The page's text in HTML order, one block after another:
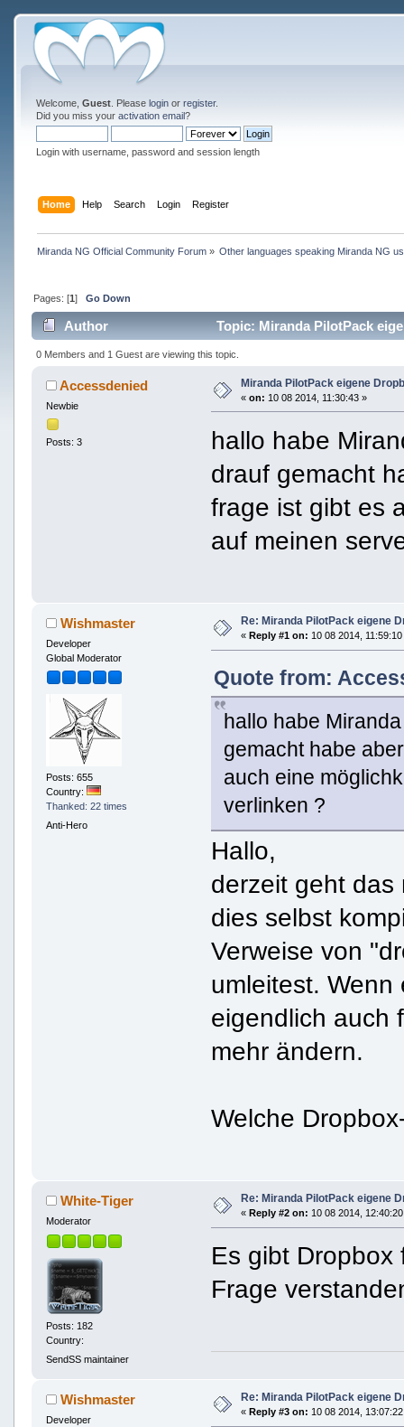
Welcome, Guest. Please loginor register.
Did you miss your activation email?
Login with username, password and session length
Home Help Search Login Register
Miranda NG Official Community Forum» Other languages speaking Miranda NG
Pages: [1] Go Down
Author Topic: Miranda PilotPack
0 Members and 1 Guest are viewing this topic.
Accessdenied
Newbie
Posts: 3
Miranda PilotPack eigene
« on: 10 08 2014, 11:30:43 »
hallo habe
drauf gemacht
frage ist gibt es
auf meinen
Wishmaster
Developer
Global Moderator
Posts: 655
Country:
Thanked: 22 times
Anti-Hero
Re: Miranda PilotPack eigene
« Reply #1 on: 10 08 2014, 11:59:10
Quote from:
hallo habe
gemacht habe
auch eine
verlinken ?
Hallo,
derzeit geht
dies selbst
Verweise von
umleitest.
eigendlich auch
mehr ändern.
Welche
White-Tiger
Moderator
Posts: 182
Country:
SendSS maintainer
Re: Miranda PilotPack eigene
« Reply #2 on: 10 08 2014,
Es gibt
Frage
Wishmaster
Developer
Re: Miranda PilotPack eigene
« Reply #3 on: 10 08 2014,